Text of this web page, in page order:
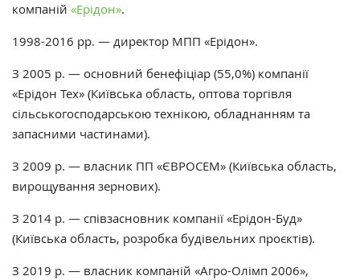
компаній «Ерідон».
1998-2016 рр. — директор МПП «Ерідон».
З 2005 р. — основний бенефіціар (55,0%) компанії
«Ерідон Тех» (Київська область, оптова торгівля
сільськогосподарською технікою, обладнанням та
запасними частинами).
З 2009 р. — власник ПП «ЄВРОСЕМ» (Київська область,
вирощування зернових).
З 2014 р. — співзасновник компанії «Ерідон-Буд»
(Київська область, розробка будівельних проєктів).
З 2019 р. — власник компаній «Агро-Олімп 2006»,